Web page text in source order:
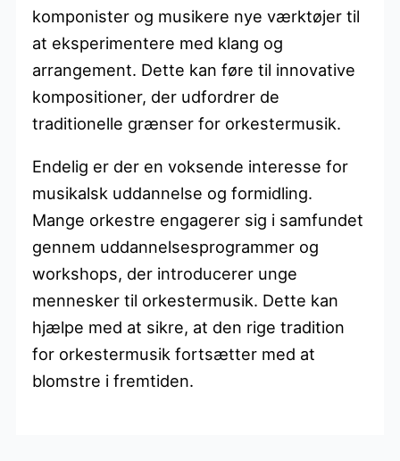
komponister og musikere nye værktøjer til
at eksperimentere med klang og
arrangement. Dette kan føre til innovative
kompositioner, der udfordrer de
traditionelle grænser for orkestermusik.
Endelig er der en voksende interesse for
musikalsk uddannelse og formidling.
Mange orkestre engagerer sig i samfundet
gennem uddannelsesprogrammer og
workshops, der introducerer unge
mennesker til orkestermusik. Dette kan
hjælpe med at sikre, at den rige tradition
for orkestermusik fortsætter med at
blomstre i fremtiden.